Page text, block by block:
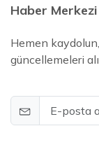
Haber Merkezi
Hemen
güncellemeleri